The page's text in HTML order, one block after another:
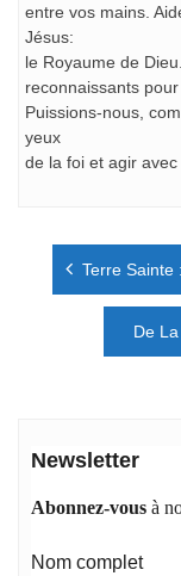
entre vos mains.
Jésus:
le Royaume de
reconnaissants
Puissions-nous,
yeux
de la foi et agir avec
Navigation
Terre Sainte
De
Newsletter
Abonnez-vous à
Nom complet